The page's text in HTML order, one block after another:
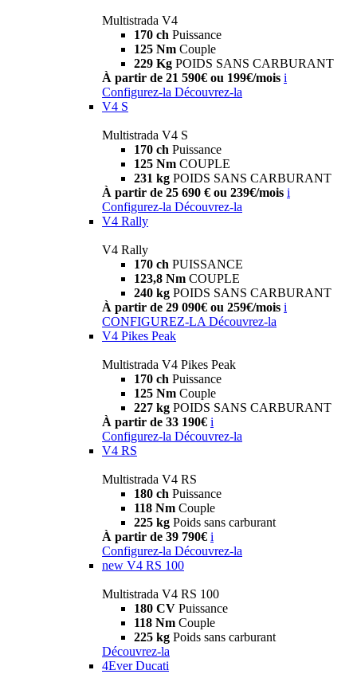
Multistrada V4
170 ch Puissance
125 Nm Couple
229 Kg POIDS SANS CARBURANT
À partir de 21 590€ ou 199€/mois i
Configurez-la Découvrez-la
V4 S
Multistrada V4 S
170 ch Puissance
125 Nm COUPLE
231 kg POIDS SANS CARBURANT
À partir de 25 690 € ou 239€/mois i
Configurez-la Découvrez-la
V4 Rally
V4 Rally
170 ch PUISSANCE
123,8 Nm COUPLE
240 kg POIDS SANS CARBURANT
À partir de 29 090€ ou 259€/mois i
CONFIGUREZ-LA Découvrez-la
V4 Pikes Peak
Multistrada V4 Pikes Peak
170 ch Puissance
125 Nm Couple
227 kg POIDS SANS CARBURANT
À partir de 33 190€ i
Configurez-la Découvrez-la
V4 RS
Multistrada V4 RS
180 ch Puissance
118 Nm Couple
225 kg Poids sans carburant
À partir de 39 790€ i
Configurez-la Découvrez-la
new V4 RS 100
Multistrada V4 RS 100
180 CV Puissance
118 Nm Couple
225 kg Poids sans carburant
Découvrez-la
4Ever Ducati